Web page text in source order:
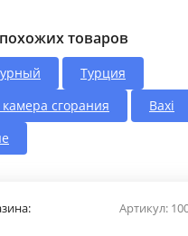
товаров
Турция
сгорания
Baxi
Артикул: